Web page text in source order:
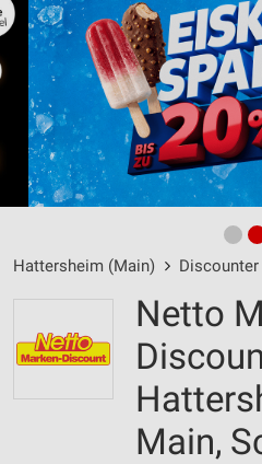
Hattersheim (Main)
Netto
Main,